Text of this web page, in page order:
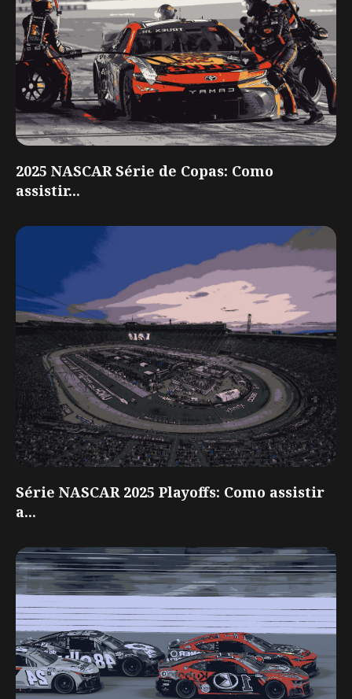
2025 NASCAR Série de Copas: Como
assistir...
Série NASCAR 2025 Playoffs: Como assistir
a...